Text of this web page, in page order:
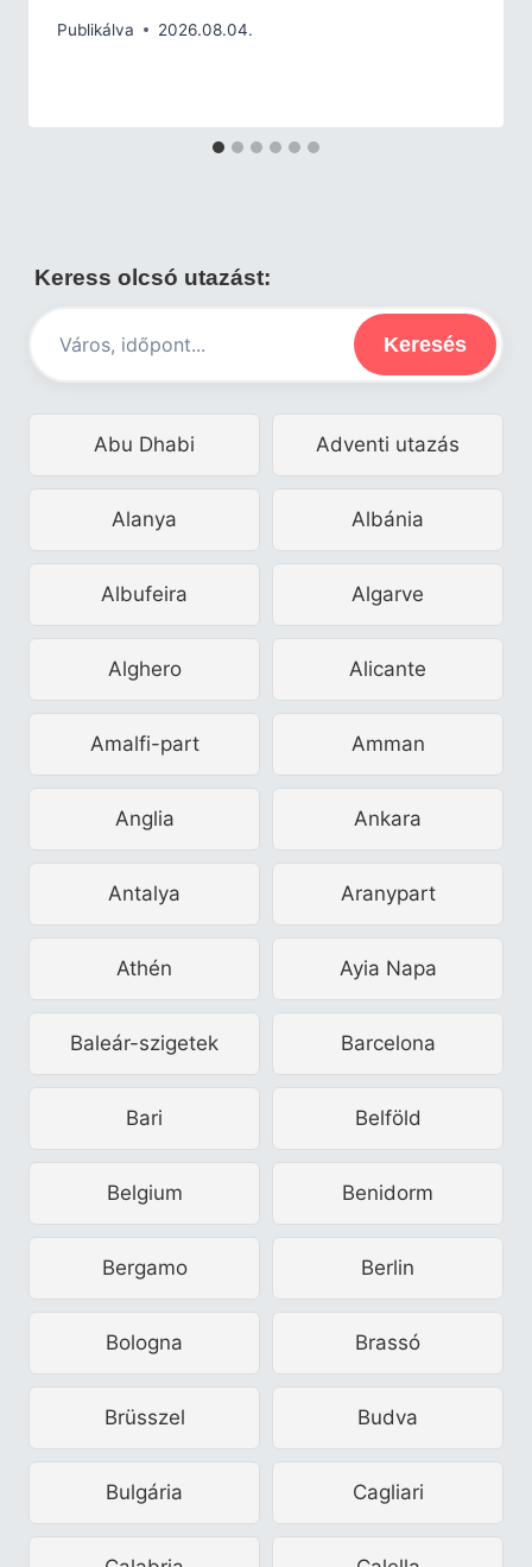
Publikálva 2026.08.04.
Keress olcsó utazást:
Keresés
Abu Dhabi Adventi utazás
Alanya Albánia
Albufeira Algarve
Alghero Alicante
Amalfi-part Amman
Anglia Ankara
Antalya Aranypart
Athén Ayia Napa
Baleár-szigetek Barcelona
Bari Belföld
Belgium Benidorm
Bergamo Berlin
Bologna Brassó
Brüsszel Budva
Bulgária Cagliari